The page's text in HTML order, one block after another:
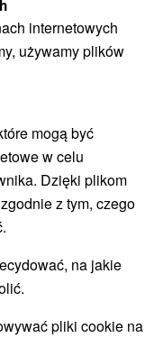
do
internetowych
używamy plików
mogą być
w celu
Dzięki plikom
z tym, czego
na jakie
pliki cookie na